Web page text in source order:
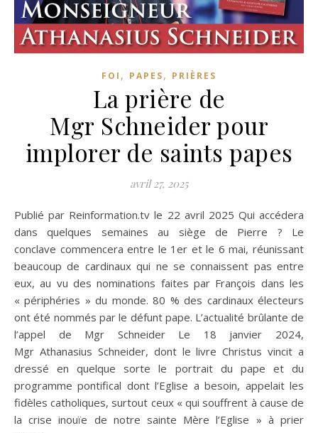
FOI , PAPES, PRIÈRES
La prière de
Mgr Schneider pour
implorer de saints papes
avril 27, 2025
Publié par Reinformation.tv le 22 avril 2025 Qui accédera
dans quelques semaines au siège de Pierre ? Le
conclave commencera entre le 1er et le 6 mai, réunissant
beaucoup de cardinaux qui ne se connaissent pas entre
eux, au vu des nominations faites par François dans les
« périphéries » du monde. 80 % des cardinaux électeurs
ont été nommés par le défunt pape. L’actualité brûlante de
l’appel de Mgr Schneider Le 18 janvier 2024,
Mgr Athanasius Schneider, dont le livre Christus vincit a
dressé en quelque sorte le portrait du pape et du
programme pontifical dont l’Eglise a besoin, appelait les
fidèles catholiques, surtout ceux « qui souffrent à cause de
la crise inouïe de notre sainte Mère l’Eglise » à prier